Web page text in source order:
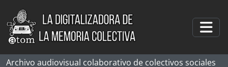
Skip to main content
Archivo audiovisual colaborativo de colectivos sociales